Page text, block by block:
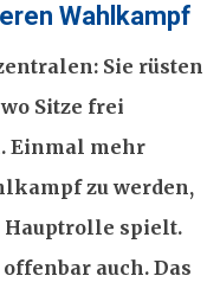
Wahlkampf
Sie rüsten
Sitze frei
Einmal mehr
zu werden,
Hauptrolle spielt.
auch. Das